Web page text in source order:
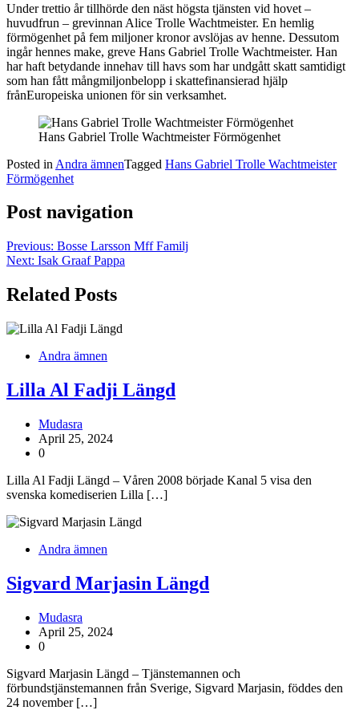
Under trettio år tillhörde den näst högsta tjänsten vid hovet –
huvudfrun – grevinnan Alice Trolle Wachtmeister. En hemlig
förmögenhet på fem miljoner kronor avslöjas av henne. Dessutom
ingår hennes make, greve Hans Gabriel Trolle Wachtmeister. Han
har haft betydande innehav till havs som har undgått skatt samtidigt
som han fått mångmiljonbelopp i skattefinansierad hjälp
frånEuropeiska unionen för sin verksamhet.
Hans Gabriel Trolle Wachtmeister Förmögenhet
Posted in Andra ämnenTagged Hans Gabriel Trolle Wachtmeister
Förmögenhet
Post navigation
Previous: Bosse Larsson Mff Familj
Next: Isak Graaf Pappa
Related Posts
Andra ämnen
Lilla Al Fadji Längd
Mudasra
April 25, 2024
0
Lilla Al Fadji Längd – Våren 2008 började Kanal 5 visa den
svenska komediserien Lilla […]
Andra ämnen
Sigvard Marjasin Längd
Mudasra
April 25, 2024
0
Sigvard Marjasin Längd – Tjänstemannen och
förbundstjänstemannen från Sverige, Sigvard Marjasin, föddes den
24 november […]